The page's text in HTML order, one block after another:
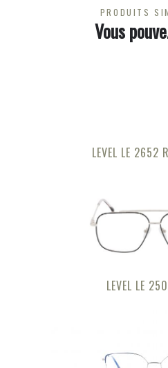
PRODUITS
Vous
LEVEL LE 2652
LEVEL LE